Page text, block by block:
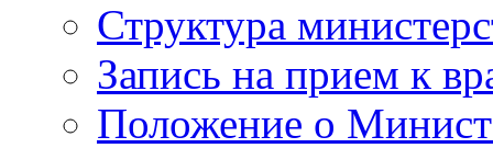
Структура
Запись на прием к
Положение о